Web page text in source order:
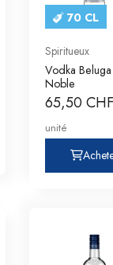
70 CL
Spiritueux
Vodka Beluga
Noble
65,50 CHF
unité